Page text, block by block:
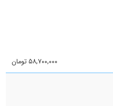
۵۸,۷۰۰,۰۰۰ تومان